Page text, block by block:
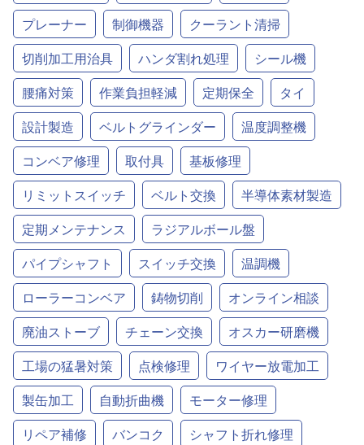
プレーナー
制御機器
クーラント清掃
切削加工用治具
ハンダ割れ処理
シール機
腰痛対策
作業負担軽減 定期保全
タイ
設計製造
ベルトグラインダー
温度調整機
コンベア修理
取付具
基板修理
リミットスイッチ
ベルト交換
半導体素材製造
定期メンテナンス
ラジアルボール盤
パイプシャフト
スイッチ交換
温調機
ローラーコンベア
鋳物切削
オンライン相談
廃油ストーブ
チェーン交換
オスカー研磨機
工場の猛暑対策
点検修理
ワイヤー放電加工
製缶加工
自動折曲機
モーター修理
リペア補修
バンコク
シャフト折れ修理